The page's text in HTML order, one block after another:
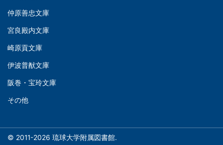
ー
シ
ョ
ン
ッ
タ
(Left)
仲原善忠文庫
文
(Middle)
宮良殿内文庫
崎原貢文庫
伊波普猷文庫
文
庫
阪巻・宝玲文庫
その他
© 2011-2026 琉球大学附属図書館.